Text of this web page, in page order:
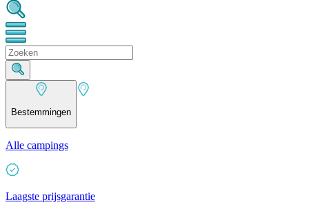
Bestemmingen
Alle campings
Laagste prijsgarantie